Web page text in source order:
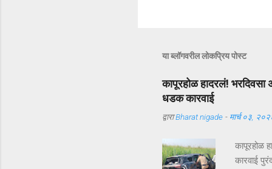
या ब्लॉगवरील लोकप्रिय पोस्ट
कापूरहोळ हादरलं! भरदिवसा
धडक कारवाई
द्वाराBharat nigade - मार्च ०३,
कापूरहोळ
कारवाई